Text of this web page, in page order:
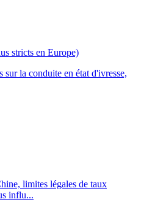
stricts en Europe)
la conduite en état d'ivresse,
limites légales de taux
influ...